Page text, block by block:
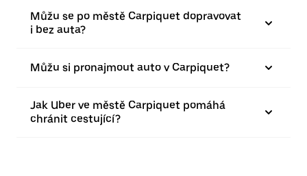
Můžu se po městě Carpiquet dopravovat
i bez auta?
Můžu si pronajmout auto v Carpiquet?
Jak Uber ve městě Carpiquet pomáhá
chránit cestující?